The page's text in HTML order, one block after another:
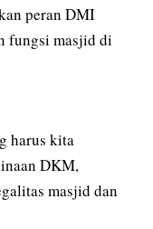
peran DMI
fungsi masjid di
harus kita
DKM,
masjid dan